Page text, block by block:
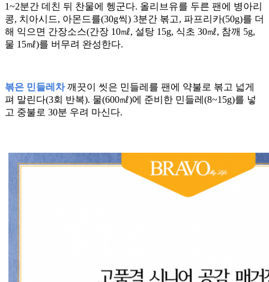
1~2분간 데친 뒤 찬물에 헹군다. 올리브유를 두른 팬에 병아리
콩, 치아시드, 아몬드를(30g씩) 3분간 볶고, 파프리카(50g)를 더
해 익으면 간장소스(간장 10㎖, 설탕 15g, 식초 30㎖, 참깨 5g,
물 15㎖)를 버무려 완성한다.
볶은 민들레차깨끗이 씻은 민들레를 팬에 약불로 볶고 넓게
펴 말린다(3회 반복). 물(600㎖)에 준비한 민들레(8~15g)를 넣
고 중불로 30분 우려 마신다.